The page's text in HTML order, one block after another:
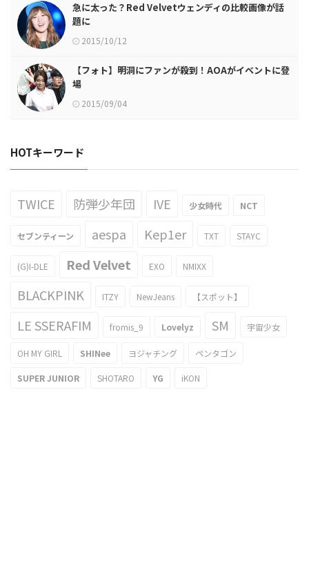
急に太った？Red Velvetウェンディの比較画像が話
題に
2015/10/12
【フォト】明洞にファンが殺到！AOAがイベントに登
場
2015/09/04
HOTキーワード
TWICE 防弾少年団 IVE 少女時代 NCT
セブンティーン aespa Kep1er TXT STAYC
(G)I-DLE Red Velvet EXO NMIXX
BLACKPINK ITZY NewJeans 【スポット】
LE SSERAFIM fromis_9 Lovelyz SM 宇宙少女
OH MY GIRL SHINee ヨジャチング ペンタゴン
SUPER JUNIOR SHOTARO YG iKON